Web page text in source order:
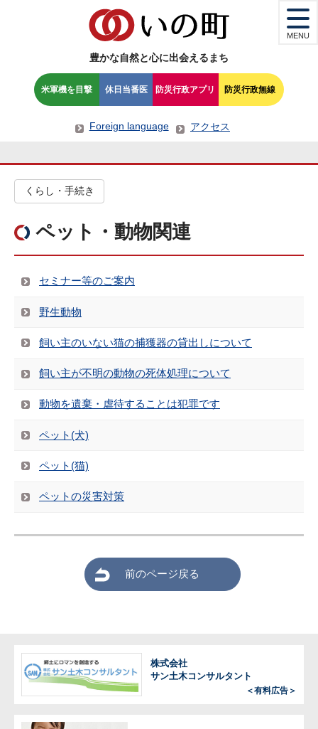
豊かな自然と心に出会えるまち
米軍機を目撃 休日当番医 防災行政アプリ 防災行政無線
Foreign language アクセス
MENU
くらし・手続き
ペット・動物関連
セミナー等のご案内
野生動物
飼い主のいない猫の捕獲器の貸出しについて
飼い主が不明の動物の死体処理について
動物を遺棄・虐待することは犯罪です
ペット(犬)
ペット(猫)
ペットの災害対策
前のページ戻る
株式会社
サン土木コンサルタント
＜有料広告＞